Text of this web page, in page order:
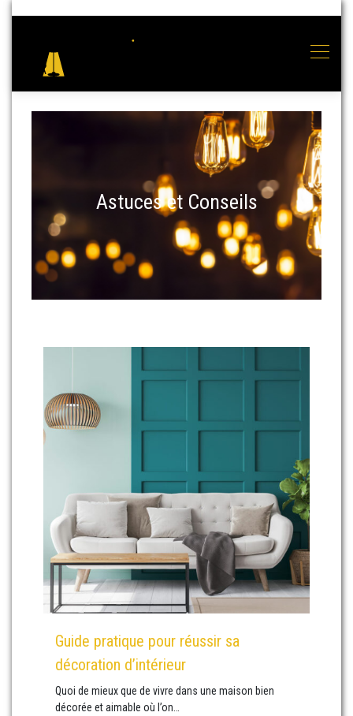
Astuces et Conseils
Guide pratique pour réussir sa
décoration d’intérieur
Quoi de mieux que de vivre dans une maison bien
décorée et aimable où l’on…